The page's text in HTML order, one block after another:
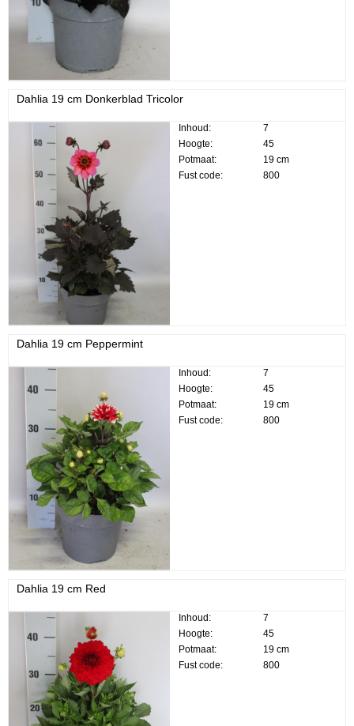
Dahlia 19 cm Donkerblad Tricolor
Inhoud:
7
Hoogte:
45
Potmaat:
19 cm
Fust code:
800
Dahlia 19 cm Peppermint
Inhoud:
7
Hoogte:
45
Potmaat:
19 cm
Fust code:
800
Dahlia 19 cm Red
Inhoud:
7
Hoogte:
45
Potmaat:
19 cm
Fust code:
800